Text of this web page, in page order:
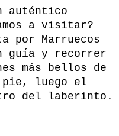
auténtico
a visitar?
por Marruecos
guía y recorrer
más bellos de
pie, luego el
del laberinto.